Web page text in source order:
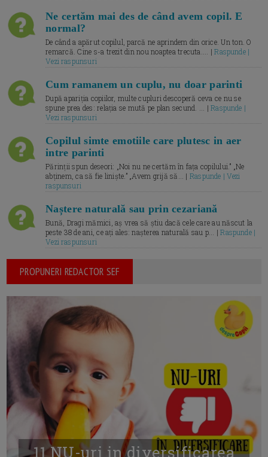
Ne certăm mai des de când avem copil. E
normal?
De când a apărut copilul, parcă ne aprindem din orice. Un ton. O
remarcă. Cine s-a trezit din nou noaptea trecuta.... |Raspunde |
Vezi raspunsuri
Cum ramanem un cuplu, nu doar parinti
După apariția copiilor, multe cupluri descoperă ceva ce nu se
spune prea des: relația se mută pe plan secund. ... |Raspunde |
Vezi raspunsuri
Copilul simte emotiile care plutesc in aer
intre parinti
Părinții spun deseori: „Noi nu ne certăm în fața copilului.” „Ne
abținem, ca să fie liniște.” „Avem grijă să... | Raspunde | Vezi
raspunsuri
Naștere naturală sau prin cezariană
Bună, Dragi mămici, aș vrea să știu dacă cele care au născut la
peste 38 de ani, ce ați ales: nașterea naturală sau p... |Raspunde |
Vezi raspunsuri
PROPUNERI REDACTOR SEF
11 NU-uri in diversificarea